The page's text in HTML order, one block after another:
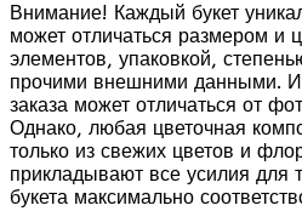
Внимание! Каждый букет
может отличаться размером и
элементов, упаковкой,
прочими внешними данными.
заказа может отличаться от
Однако, любая цветочная
только из свежих цветов и
прикладывают все усилия для
букета максимально